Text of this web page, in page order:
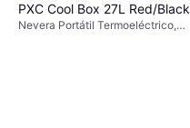
PXC Cool Box 27L Red/Black
Nevera Portátil Termoeléctrico,